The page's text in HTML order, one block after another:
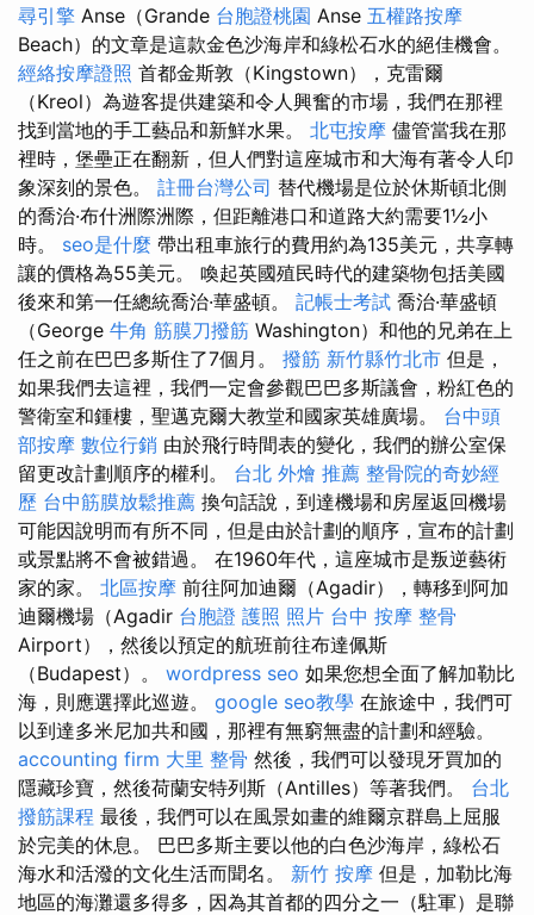
尋引擎 Anse（Grande 台胞證桃園 Anse 五權路按摩
Beach）的文章是這款金色沙海岸和綠松石水的絕佳機會。
經絡按摩證照 首都金斯敦（Kingstown），克雷爾
（Kreol）為遊客提供建築和令人興奮的市場，我們在那裡
找到當地的手工藝品和新鮮水果。 北屯按摩 儘管當我在那
裡時，堡壘正在翻新，但人們對這座城市和大海有著令人印
象深刻的景色。 註冊台灣公司 替代機場是位於休斯頓北側
的喬治·布什洲際洲際，但距離港口和道路大約需要1½小
時。 seo是什麼 帶出租車旅行的費用約為135美元，共享轉
讓的價格為55美元。 喚起英國殖民時代的建築物包括美國
後來和第一任總統喬治·華盛頓。 記帳士考試 喬治·華盛頓
（George 牛角 筋膜刀撥筋 Washington）和他的兄弟在上
任之前在巴巴多斯住了7個月。 撥筋 新竹縣竹北市 但是，
如果我們去這裡，我們一定會參觀巴巴多斯議會，粉紅色的
警衛室和鍾樓，聖邁克爾大教堂和國家英雄廣場。 台中頭
部按摩 數位行銷 由於飛行時間表的變化，我們的辦公室保
留更改計劃順序的權利。 台北 外燴 推薦 整骨院的奇妙經
歷 台中筋膜放鬆推薦 換句話說，到達機場和房屋返回機場
可能因說明而有所不同，但是由於計劃的順序，宣布的計劃
或景點將不會被錯過。 在1960年代，這座城市是叛逆藝術
家的家。 北區按摩 前往阿加迪爾（Agadir），轉移到阿加
迪爾機場（Agadir 台胞證 護照 照片 台中 按摩 整骨
Airport），然後以預定的航班前往布達佩斯
（Budapest）。 wordpress seo 如果您想全面了解加勒比
海，則應選擇此巡遊。 google seo教學 在旅途中，我們可
以到達多米尼加共和國，那裡有無窮無盡的計劃和經驗。
accounting firm 大里 整骨 然後，我們可以發現牙買加的
隱藏珍寶，然後荷蘭安特列斯（Antilles）等著我們。 台北
撥筋課程 最後，我們可以在風景如畫的維爾京群島上屈服
於完美的休息。 巴巴多斯主要以他的白色沙海岸，綠松石
海水和活潑的文化生活而聞名。 新竹 按摩 但是，加勒比海
地區的海灘還多得多，因為其首都的四分之一（駐軍）是聯